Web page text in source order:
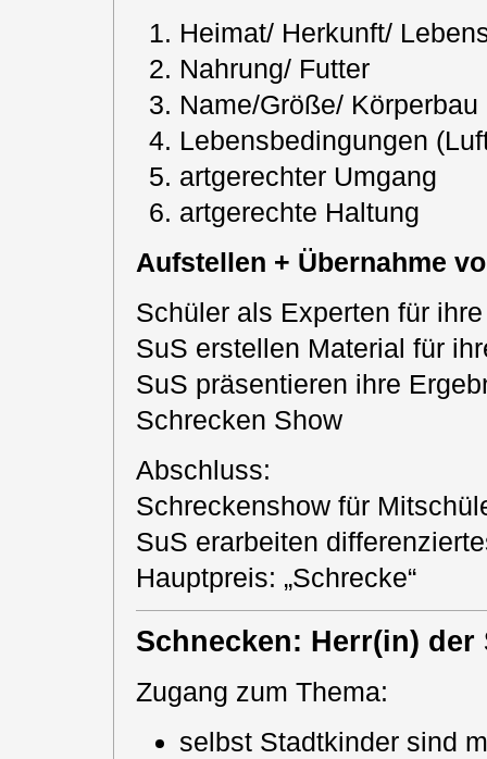
Heimat/ Herkunft/
Nahrung/ Futter
Name/Größe/ Körperbau
Lebensbedingungen
artgerechter Umgang
artgerechte Haltung
Aufstellen + Übernahme
Schüler als Experten für
SuS erstellen Material für
SuS präsentieren ihre
Schrecken Show
Abschluss:
Schreckenshow für
SuS erarbeiten
Hauptpreis: „Schrecke“
Schnecken: Herr(in) der
Zugang zum Thema:
selbst Stadtkinder sind